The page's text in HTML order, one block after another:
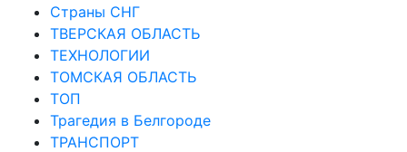
Страны СНГ
ТВЕРСКАЯ ОБЛАСТЬ
ТЕХНОЛОГИИ
ТОМСКАЯ ОБЛАСТЬ
ТОП
Трагедия в Белгороде
ТРАНСПОРТ